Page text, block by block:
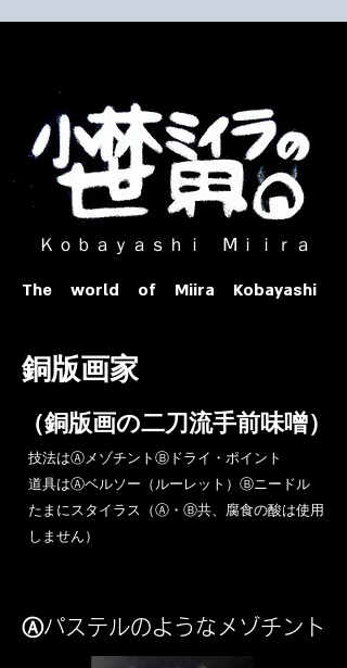
ｏｂａｙａｓｈｉ Ⅿｉｉｒａ​
The world of Miira Kobayashi
​銅版画家
​（銅版画の二刀流手前味噌）
​技法はⒶメゾチントⒷドライ・ポイント
道具はⒶベルソー（ルーレット）Ⓑニードル
​たまにスタイラス（Ⓐ・Ⓑ共、腐食の酸は使用
しません）
Ⓐパステルのようなメゾチント